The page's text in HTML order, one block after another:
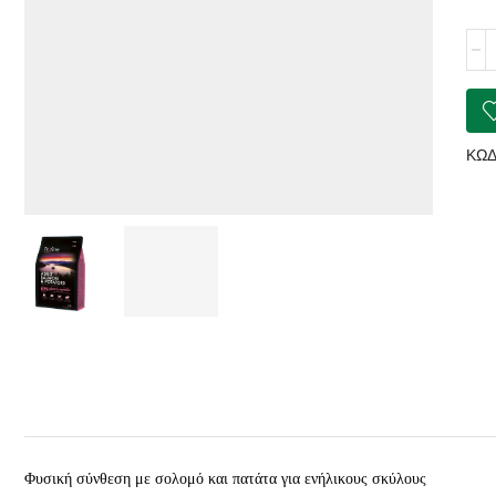
Φυσική σύνθεση με σολομό και πατάτα για ενήλικους σκύλους